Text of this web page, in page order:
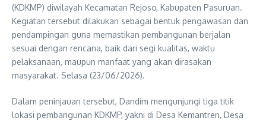
(KDKMP) diwilayah Kecamatan Rejoso, Kabupaten Pasuruan.
Kegiatan tersebut dilakukan sebagai bentuk pengawasan dan
pendampingan guna memastikan pembangunan berjalan
sesuai dengan rencana, baik dari segi kualitas, waktu
pelaksanaan, maupun manfaat yang akan dirasakan
masyarakat. Selasa (23/06/2026).
Dalam peninjauan tersebut, Dandim mengunjungi tiga titik
lokasi pembangunan KDKMP, yakni di Desa Kemantren, Desa